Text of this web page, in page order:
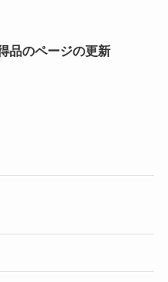
品のページの更新